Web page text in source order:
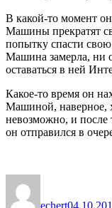
В какой-то момент
Машины прекратят
попытку спасти
Машина замерла, ни
оставаться в ней
Какое-то время он
Машиной, наверное,
невозможно, и после
он отправился в
echert